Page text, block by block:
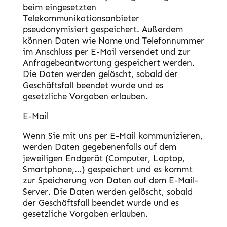
beim eingesetzten
Telekommunikationsanbieter
pseudonymisiert gespeichert. Außerdem
können Daten wie Name und Telefonnummer
im Anschluss per E-Mail versendet und zur
Anfragebeantwortung gespeichert werden.
Die Daten werden gelöscht, sobald der
Geschäftsfall beendet wurde und es
gesetzliche Vorgaben erlauben.
E-Mail
Wenn Sie mit uns per E-Mail kommunizieren,
werden Daten gegebenenfalls auf dem
jeweiligen Endgerät (Computer, Laptop,
Smartphone,…) gespeichert und es kommt
zur Speicherung von Daten auf dem E-Mail-
Server. Die Daten werden gelöscht, sobald
der Geschäftsfall beendet wurde und es
gesetzliche Vorgaben erlauben.